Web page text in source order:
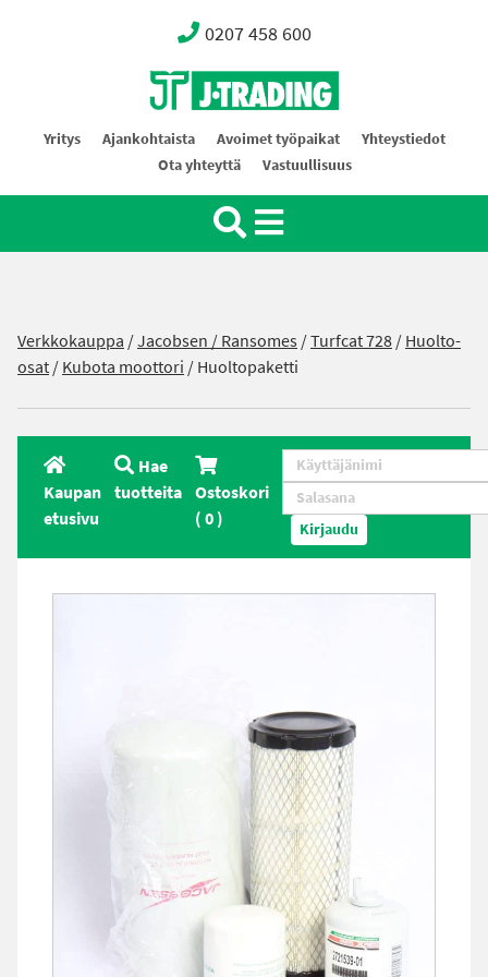
0207 458 600
Oy J-Trading Ab
Yritys Ajankohtaista Avoimet työpaikat
Yhteystiedot
Ota yhteyttä
Vastuullisuus
Verkkokauppa /Jacobsen / Ransomes /Turfcat 728/Huolto-
osat/Kubota moottori / Huoltopaketti
Kaupan
etusivu
Hae
tuotteita Ostoskori
(0) Kirjaudu